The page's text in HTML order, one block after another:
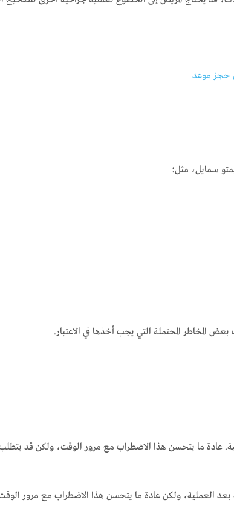
حجز موعد
سمايل، مثل:
المخاطر المحتملة التي يجب أخذها في الاعتبار.
ما يتحسن هذا الاضطراب مع مرور الوقت، ولكن قد
العملية، ولكن عادة ما يتحسن هذا الاضطراب مع مرور